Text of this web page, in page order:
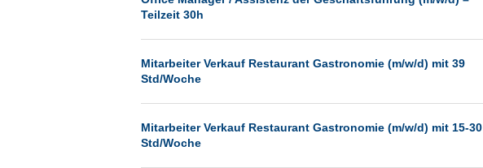
Remscheid
Schwerin
Siegburg
Teilzeit 30h
Mitarbeiter Verkauf Restaurant Gastronomie (m/w/d) mit 39
Std/Woche
Mitarbeiter Verkauf Restaurant Gastronomie (m/w/d) mit 15-30
Std/Woche